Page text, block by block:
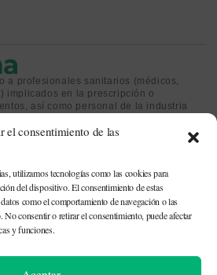
el consentimiento de las
utilizamos tecnologías como las cookies para
del dispositivo. El consentimiento de estas
como el comportamiento de navegación o las
No consentir o retirar el consentimiento, puede afectar
y funciones.
a profesionales sanitarios (médicos,
implicados en la prescripción o
así como personal de la industria
|POLÍTICA DE COOKIES|POLÍTICA DE
reservados. |
| Recursos